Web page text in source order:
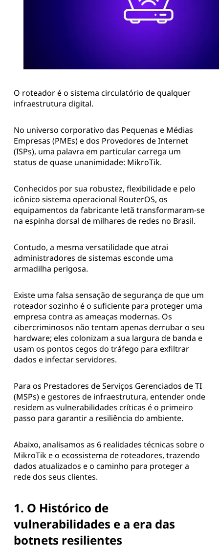
O roteador é o sistema circulatório de qualquer
infraestrutura digital.
No universo corporativo das Pequenas e Médias
Empresas (PMEs) e dos Provedores de Internet
(ISPs), uma palavra em particular carrega um
status de quase unanimidade: MikroTik.
Conhecidos por sua robustez, flexibilidade e pelo
icônico sistema operacional RouterOS, os
equipamentos da fabricante letã transformaram-se
na espinha dorsal de milhares de redes no Brasil.
Contudo, a mesma versatilidade que atrai
administradores de sistemas esconde uma
armadilha perigosa.
Existe uma falsa sensação de segurança de que um
roteador sozinho é o suficiente para proteger uma
empresa contra as ameaças modernas. Os
cibercriminosos não tentam apenas derrubar o seu
hardware; eles colonizam a sua largura de banda e
usam os pontos cegos do tráfego para exfiltrar
dados e infectar servidores.
Para os Prestadores de Serviços Gerenciados de TI
(MSPs) e gestores de infraestrutura, entender onde
residem as vulnerabilidades críticas é o primeiro
passo para garantir a resiliência do ambiente.
Abaixo, analisamos as 6 realidades técnicas sobre o
MikroTik e o ecossistema de roteadores, trazendo
dados atualizados e o caminho para proteger a
rede dos seus clientes.
1. O Histórico de
vulnerabilidades e a era das
botnets resilientes